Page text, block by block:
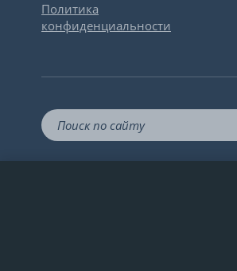
Политика
конфиденциальности